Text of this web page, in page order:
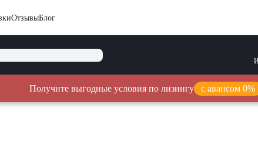
ОтзывыБлог
Получите выгодные условия по лизингу с авансом 0%